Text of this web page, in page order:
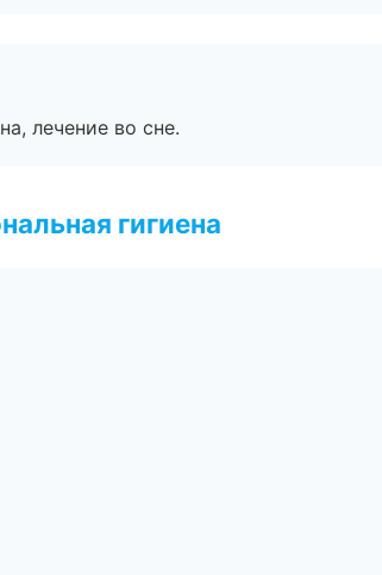
лечение во сне.
гигиена